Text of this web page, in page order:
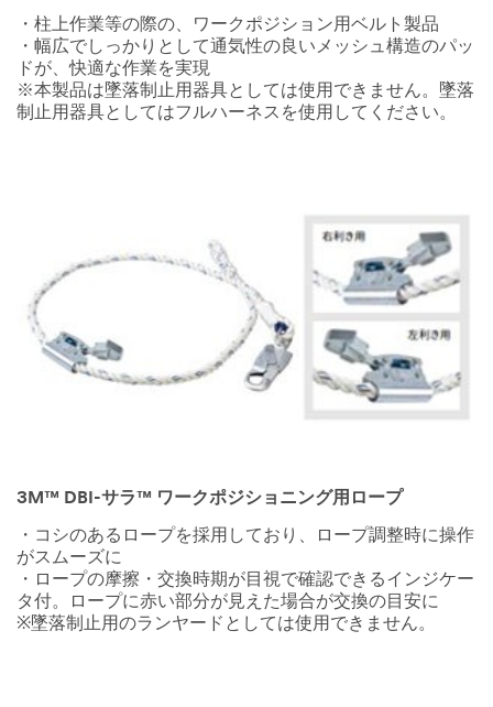
・柱上作業等の際の、ワークポジション用ベルト製品
・幅広でしっかりとして通気性の良いメッシュ構造のパッ
ドが、快適な作業を実現
※本製品は墜落制止用器具としては使用できません。墜落
制止用器具としてはフルハーネスを使用してください。
3M™ DBI-サラ™ ワークポジショニング用ロープ
・コシのあるロープを採用しており、ロープ調整時に操作
がスムーズに
・ロープの摩擦・交換時期が目視で確認できるインジケー
タ付。ロープに赤い部分が見えた場合が交換の目安に
※墜落制止用のランヤードとしては使用できません。